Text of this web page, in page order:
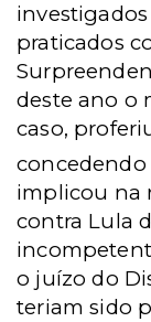
praticados
deste ano o
caso,
implicou na
contra Lula
o juízo do
teriam sido